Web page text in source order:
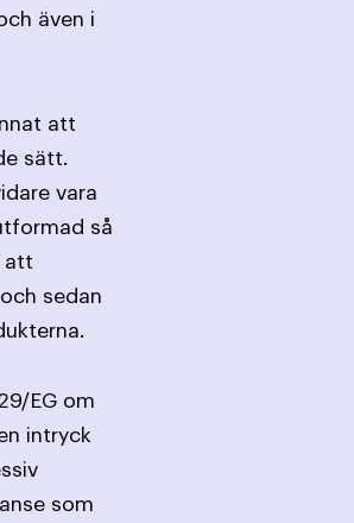
även i
att
sätt.
vara
så
att
sedan
EG om
intryck
som